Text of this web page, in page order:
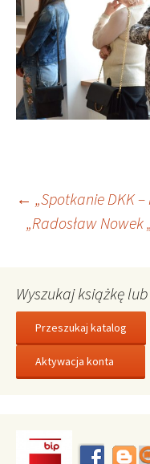
← „Spotkanie DKK –
„Radosław Nowek
Wyszukaj książkę